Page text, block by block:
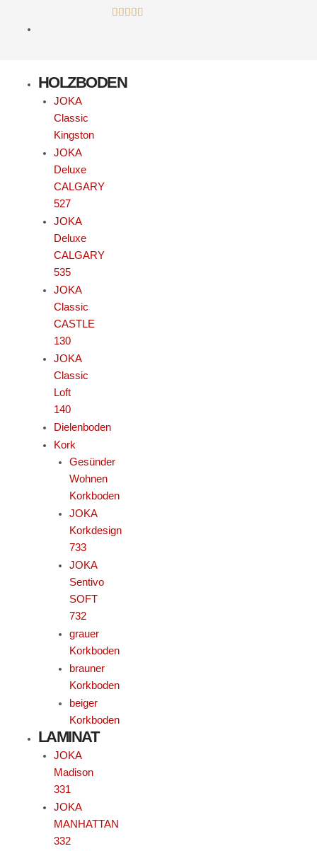
    
HOLZBODEN
JOKA
Classic
Kingston
JOKA
Deluxe
CALGARY
527
JOKA
Deluxe
CALGARY
535
JOKA
Classic
CASTLE
130
JOKA
Classic
Loft
140
Dielenboden
Kork
Gesünder
Wohnen
Korkboden
JOKA
Korkdesign
733
JOKA
Sentivo
SOFT
732
grauer
Korkboden
brauner
Korkboden
beiger
Korkboden
LAMINAT
JOKA
Madison
331
JOKA
MANHATTAN
332